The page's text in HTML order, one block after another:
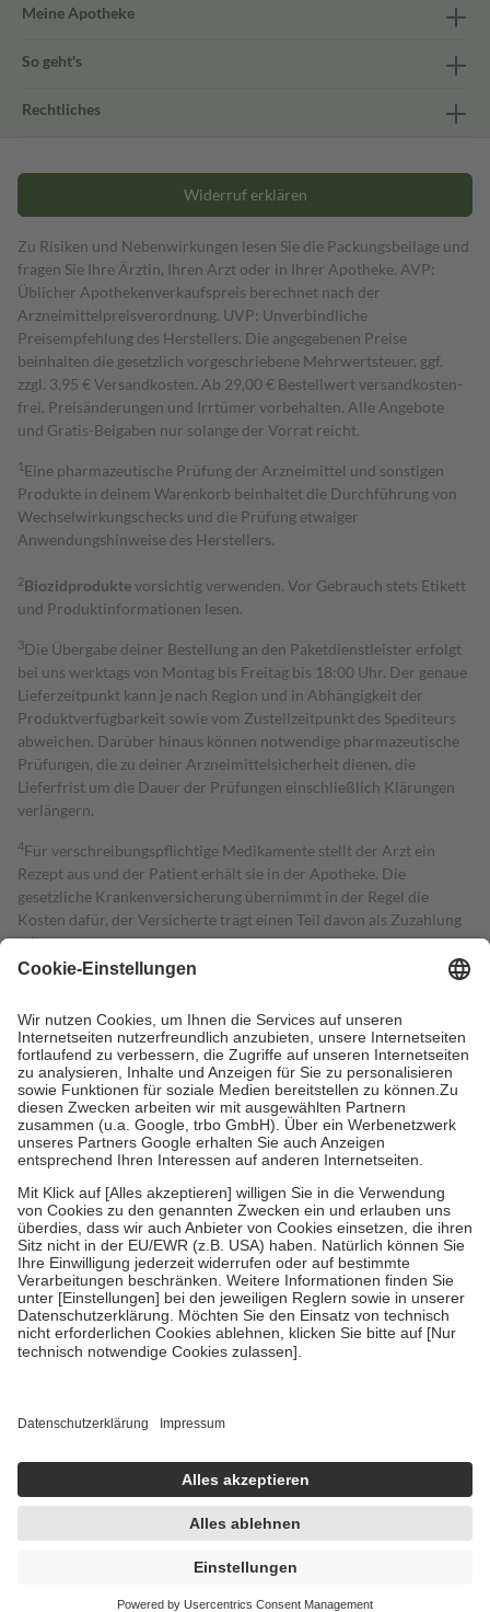
Meine Apotheke
So geht's
Rechtliches
Widerruf erklären
Zu Risiken und Nebenwirkungen lesen Sie die Packungsbeilage und
fragen Sie Ihre Ärztin, Ihren Arzt oder in Ihrer Apotheke. AVP:
Üblicher Apothekenverkaufspreis berechnet nach der
Arzneimittelpreisverordnung. UVP: Unverbindliche
Preisempfehlung des Herstellers. Die angegebenen Preise
beinhalten die gesetzlich vorgeschriebene Mehrwertsteuer, ggf.
zzgl. 3,95 € Versandkosten. Ab 29,00 € Bestell­wert versand­kosten­
frei. Preisänderungen und Irrtümer vorbehalten. Alle Angebote
und Gratis-Beigaben nur solange der Vorrat reicht.
1 Eine pharmazeutische Prüfung der Arzneimittel und sonstigen
Produkte in deinem Warenkorb beinhaltet die Durchführung von
Wechselwirkungschecks und die Prüfung etwaiger
Anwendungshinweise des Herstellers.
2Biozidproduktevorsichtig verwenden. Vor Gebrauch stets Etikett
und Produktinformationen lesen.
3Die Übergabe deiner Bestellung an den Paketdienstleister erfolgt
bei uns werktags von Montag bis Freitag bis 18:00 Uhr. Der genaue
Lieferzeitpunkt kann je nach Region und in Abhängigkeit der
Produktverfügbarkeit sowie vom Zustellzeitpunkt des Spediteurs
abweichen. Darüber hinaus können notwendige pharmazeutische
Prüfungen, die zu deiner Arzneimittelsicherheit dienen, die
Lieferfrist um die Dauer der Prüfungen einschließlich Klärungen
verlängern.
4Für verschreibungspflichtige Medikamente stellt der Arzt ein
Rezept aus und der Patient erhält sie in der Apotheke. Die
gesetzliche Krankenversicherung übernimmt in der Regel die
Kosten dafür, der Versicherte trägt einen Teil davon als Zuzahlung
mit.
Grundsätzlich leisten Mitglieder Zuzahlungen in Höhe von zehn
höchstens zehn Euro.
Es sind jedoch nie mehr als die tatsächlichen
Kosten der Leistung zu entrichten.
Diese Regeln gelten grundsätzlich auch für Online-Apotheken.
Bei Heilmitteln und häuslicher Krankenpflege beträgt die
Zuzahlung zehn Prozent der Kosten sowie zehn Euro je
Verordnung.
Um das Engagement der Versicherten für ihre eigene Gesundheit zu
stärken und die besondere Stellung der Familie zu unterstützen,
fallenkeine Zuzahlungenan bei:
• Kindern und Jugendlichen bis zum vollendeten 18. Lebensjahr
mit Ausnahme der Fahrkosten
• Untersuchungen zur Vorsorge und Früherkennung, die von der
GKV getragen werden
• empfohlenen Schutzimpfungen
• Harn- und Blutteststreifen
getroffen, um sicherzustellen, dass es sich um echte Bewertungen
https://help.etrusted.com/hc/de/articles/4419944605341
Einige Bilder und Inhalte wurden unter Zuhilfenahme künstlicher